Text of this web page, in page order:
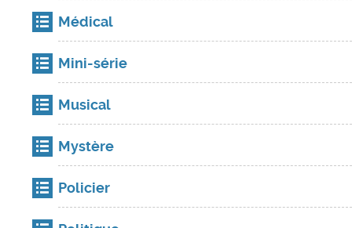
Médical
Mini-série
Musical
Mystère
Policier